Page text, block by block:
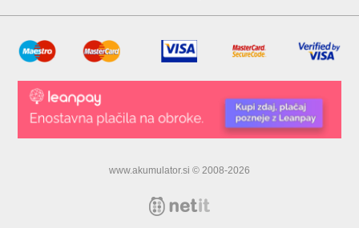
www.akumulator.si © 2008-2026